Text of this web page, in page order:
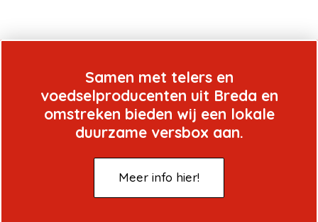
Samen met telers en
voedselproducenten uit Breda en
omstreken bieden wij een lokale
duurzame versbox aan.
Meer info hier!